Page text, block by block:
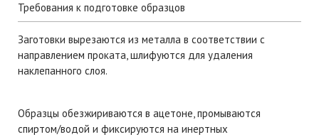
Требования к подготовке образцов
Заготовки вырезаются из металла в соответствии с
направлением проката, шлифуются для удаления
наклепанного слоя.
Образцы обезжириваются в ацетоне, промываются
спиртом/водой и фиксируются на инертных